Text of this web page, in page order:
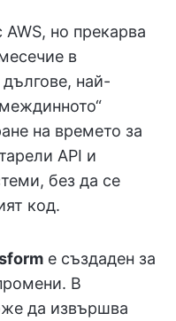
но прекарва
в
най-
на времето за
API и
без да се
код.
е създаден за
В
да извършва